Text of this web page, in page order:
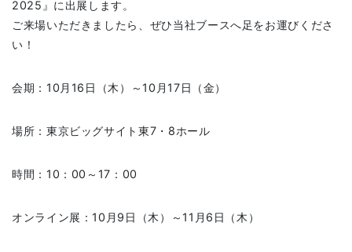
2025』に出展します。
ご来場いただきましたら、ぜひ当社ブースへ足をお運びくださ
い！
会期：10月16日（木）～10月17日（金）
場所：東京ビッグサイト東7・8ホール
時間：10：00～17：00
オンライン展：10月9日（木）～11月6日（木）